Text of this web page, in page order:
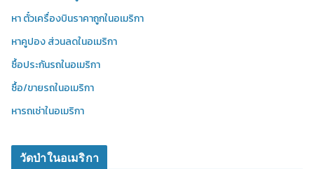
หา ตั๋วเครื่องบินราคาถูกในอเมริกา
หาคูปอง ส่วนลดในอเมริกา
ซื้อประกันรถในอเมริกา
ซื้อ/ขายรถในอเมริกา
หารถเช่าในอเมริกา
วัดป่าในอเมริกา